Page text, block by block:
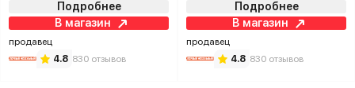
Подробнее
В магазин
продавец
4.8 830 отзывов
Подробнее
В магазин
продавец
4.8 830 отзывов